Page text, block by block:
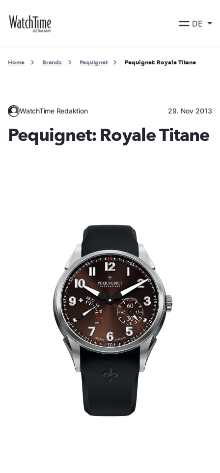
DE
Home Brands Pequignet Pequignet: Royale Titane
WatchTime Redaktion 29. Nov 2013
Pequignet: Royale Titane